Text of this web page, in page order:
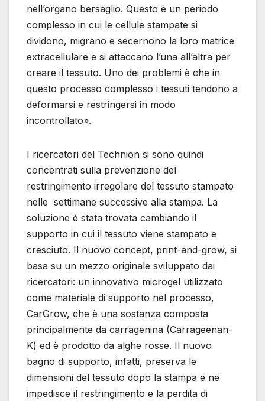
nell’organo bersaglio. Questo è un periodo
complesso in cui le cellule stampate si
dividono, migrano e secernono la loro matrice
extracellulare e si attaccano l’una all’altra per
creare il tessuto. Uno dei problemi è che in
questo processo complesso i tessuti tendono a
deformarsi e restringersi in modo
incontrollato».
I ricercatori del Technion si sono quindi
concentrati sulla prevenzione del
restringimento irregolare del tessuto stampato
nelle settimane successive alla stampa. La
soluzione è stata trovata cambiando il
supporto in cui il tessuto viene stampato e
cresciuto. Il nuovo concept, print-and-grow, si
basa su un mezzo originale sviluppato dai
ricercatori: un innovativo microgel utilizzato
come materiale di supporto nel processo,
CarGrow, che è una sostanza composta
principalmente da carragenina (Carrageenan-
K) ed è prodotto da alghe rosse. Il nuovo
bagno di supporto, infatti, preserva le
dimensioni del tessuto dopo la stampa e ne
impedisce il restringimento e la perdita di